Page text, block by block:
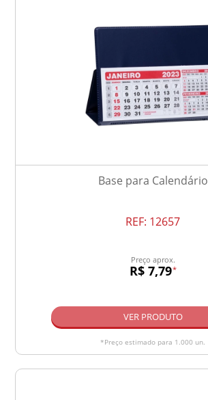
Base para Calendário
REF: 12657
Preço aprox.
R$ 7,79*
VER PRODUTO
*Preço estimado para 1.000 un.